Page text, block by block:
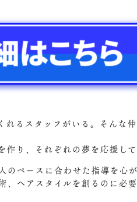
れるスタッフがいる。そんな
り、それぞれの夢を応援して
ペースに合わせた指導を心が
、ヘアスタイルを創るのに必